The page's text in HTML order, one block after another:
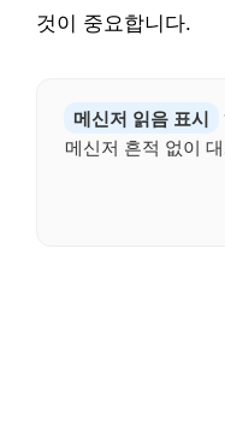
것이 중요합니다.
메신저 읽음 표시
메신저 흔적 없이